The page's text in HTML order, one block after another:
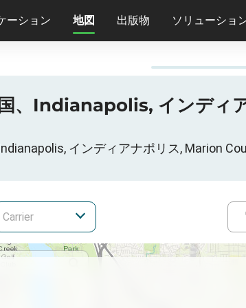
ーション 地図 出版物 ソリューショ
、Indianapolis, インディ
インディアナポリス, Marion